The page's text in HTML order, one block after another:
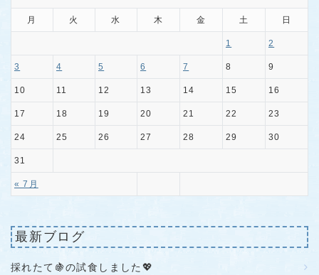
月 火 水 木 金 土 日
« 7月
1 2
3 4 5 6 7 8 9
10 11 12 13 14 15 16
17 18 19 20 21 22 23
24 25 26 27 28 29 30
31
最新ブログ
採れたて🍇の試食しました💖